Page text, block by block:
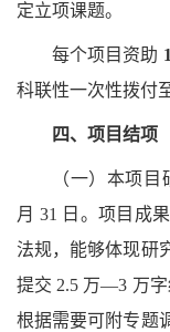
定立项课题。
每个项目资助
科联性一次性拨付
四、项目结项
（一）本项
月 31 日。项目成
法规，能够体现研
提交 2.5 万—3 万字
根据需要可附专题